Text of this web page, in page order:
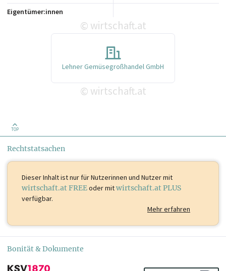
Eigentümer:innen
© wirtschaft.at
Lehner Gemüsegroßhandel GmbH
© wirtschaft.at
TOP
Rechtstatsachen
Dieser Inhalt istnur für Nutzerinnen und Nutzer mit
wirtschaft.at FREEoder mitwirtschaft.at PLUS
verfügbar.
Mehr erfahren
Bonität & Dokumente